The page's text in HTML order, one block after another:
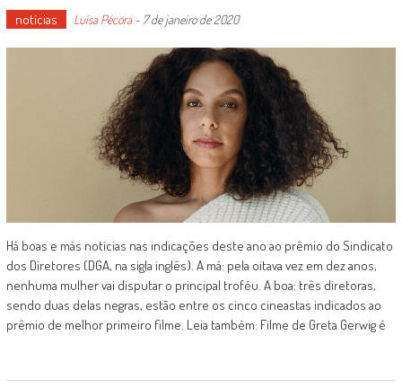
notícias Luísa Pécora- 7 de janeiro de 2020
Há boas e más notícias nas indicações deste ano ao prêmio do Sindicato
dos Diretores (DGA, na sigla inglês). A má: pela oitava vez em dez anos,
nenhuma mulher vai disputar o principal troféu. A boa: três diretoras,
sendo duas delas negras, estão entre os cinco cineastas indicados ao
prêmio de melhor primeiro filme. Leia também: Filme de Greta Gerwig é